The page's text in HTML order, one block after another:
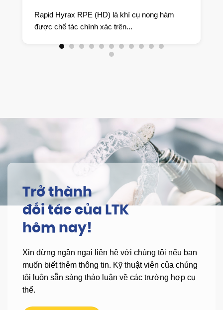
🔹 Giới thiệu chung Hawley Retainer là khí cụ
duy trì tháo lắp kinh điển,...
Trở thành
đối tác của LTK
hôm nay!
Xin đừng ngần ngại liên hệ với chúng tôi nếu bạn
muốn biết thêm thông tin. Kỹ thuật viên của chúng
tôi luôn sẵn sàng thảo luận về các trường hợp cụ
thể.